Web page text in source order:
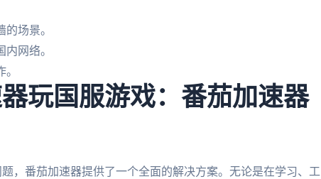
场景。
网络。
玩国服游戏：番茄加速器
，番茄加速器提供了一个全面的解决方案。无论是在学习、工